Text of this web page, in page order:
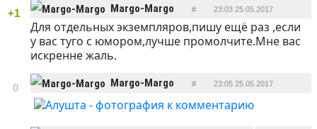
+1 Margo-Margo # 23:03 25.05.2017
ОТВЕТИТЬ
Для отдельных экземпляров,пишу ещё раз ,если
у вас туго с юмором,лучше промолчите.Мне вас
искренне жаль.
0 Margo-Margo # 23:05 25.05.2017